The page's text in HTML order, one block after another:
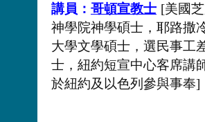
講員： 哥頓宣教士 [美國
神學院神學碩士，耶路撒
大學文學碩士，選民事工
士，紐約短宣中心客席講
於紐約及以色列參與事奉]